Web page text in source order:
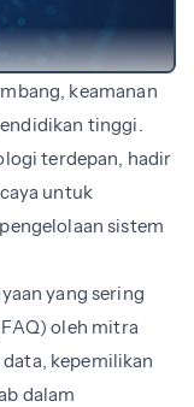
keamanan
tinggi.
terdepan, hadir
untuk
sistem
yang sering
oleh mitra
kepemilikan
dalam